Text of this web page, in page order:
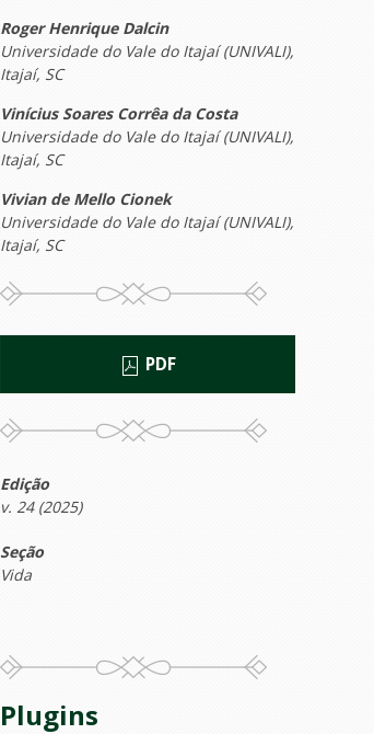
Roger Henrique Dalcin
Universidade do Vale do Itajaí (UNIVALI),
Itajaí, SC
Vinícius Soares Corrêa da Costa
Universidade do Vale do Itajaí (UNIVALI),
Itajaí, SC
Vivian de Mello Cionek
Universidade do Vale do Itajaí (UNIVALI),
Itajaí, SC
PDF
Edição
v. 24 (2025)
Seção
Vida
Plugins